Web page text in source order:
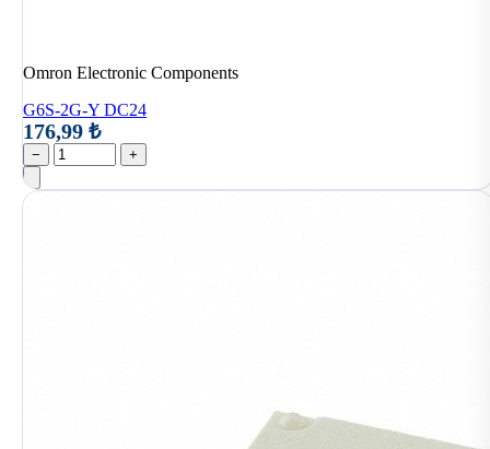
Omron Electronic Components
G6S-2G-Y DC24
176,99 ₺
− +